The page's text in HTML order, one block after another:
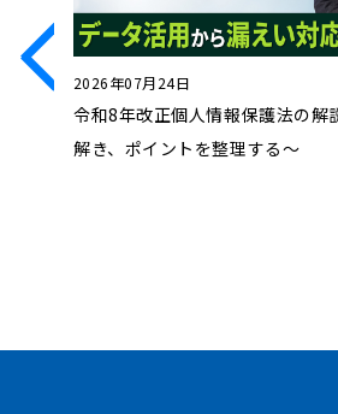
2026年07月24日
令和8年改正個人情報保護法の解
解き、ポイントを整理する～